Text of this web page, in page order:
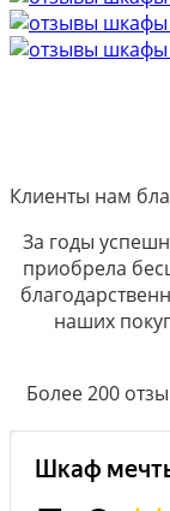
Клиенты нам
За годы
приобрела
наших
Более 200